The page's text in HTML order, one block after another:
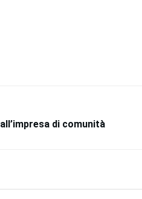
di comunità